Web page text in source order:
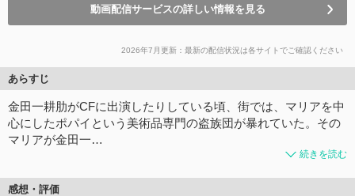
動画配信サービスの詳しい情報を見る
2026年7月更新：最新の配信状況は各サイトでご確認ください
あらすじ
金田一耕肋がCFに出演したりしている頃、街では、マリアを中
心にしたポパイという美術品専門の盗族団が暴れていた。その
マリアが金田一…
続きを読む
感想・評価